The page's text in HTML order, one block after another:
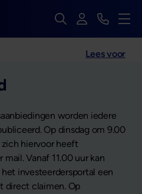
Zoek op de hele
InloggenBekijk
Menu
Lees voor
worden iedere
Op dinsdag om 9.00
hiervoor heeft
Vanaf 11.00 uur kan
investeerdersportal een
direct claimen. Op